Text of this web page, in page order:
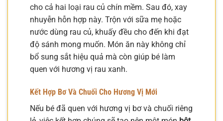
cho cả hai loại rau củ chín mềm. Sau đó, xay
nhuyễn hỗn hợp này. Trộn với sữa mẹ hoặc
nước dùng rau củ, khuấy đều cho đến khi đạt
độ sánh mong muốn. Món ăn này không chỉ
bổ sung sắt hiệu quả mà còn giúp bé làm
quen với hương vị rau xanh.
Kết Hợp Bơ Và Chuối Cho Hương Vị Mới
Nếu bé đã quen với hương vị bơ và chuối riêng